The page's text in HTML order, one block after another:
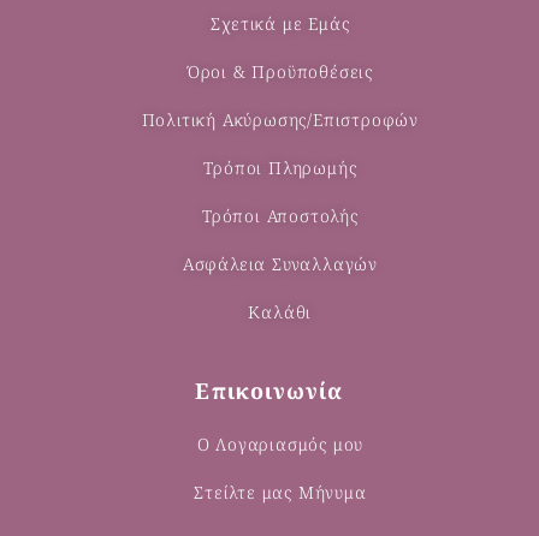
Σχετικά με Εμάς
Όροι & Προϋποθέσεις
Πολιτική Ακύρωσης/Επιστροφών
Τρόποι Πληρωμής
Τρόποι Αποστολής
Ασφάλεια Συναλλαγών
Καλάθι
Επικοινωνία
Ο Λογαριασμός μου
Στείλτε μας Μήνυμα